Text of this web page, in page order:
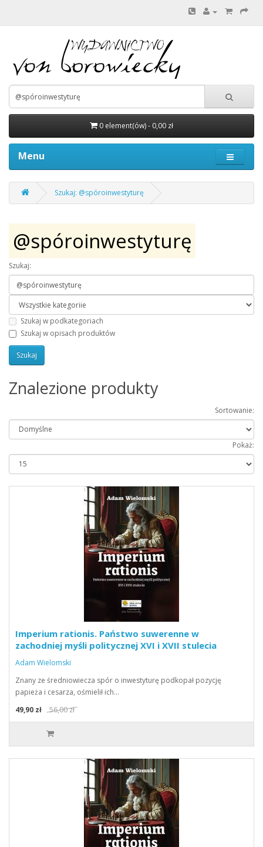
0 element(ów) - 0,00 zł
Menu
Szukaj: @spóroinwestyturę
@spóroinwestyturę
Szukaj:
Szukaj w podkategoriach
Szukaj w opisach produktów
Znalezione produkty
Sortowanie:
Pokaż:
Imperium rationis. Państwo suwerenne w
zachodniej myśli politycznej XVI i XVII stulecia
Adam Wielomski
Znany ze średniowiecza spór o inwestyturę podkopał pozycję
papieża i cesarza, ośmielił ich…
49,90 zł
56,00 zł